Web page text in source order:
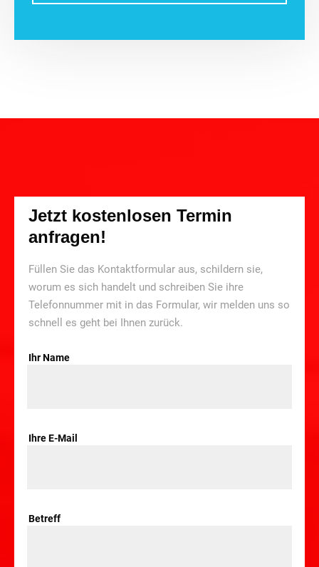
Jetzt kostenlosen Termin
anfragen!
Füllen Sie das Kontaktformular aus, schildern sie,
worum es sich handelt und schreiben Sie ihre
Telefonnummer mit in das Formular, wir melden uns so
schnell es geht bei Ihnen zurück.
Ihr Name
Ihre E-Mail
Betreff